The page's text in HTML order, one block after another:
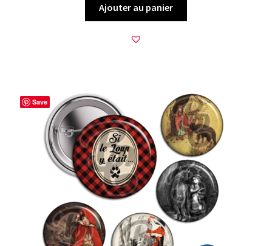
Ajouter au panier
Save